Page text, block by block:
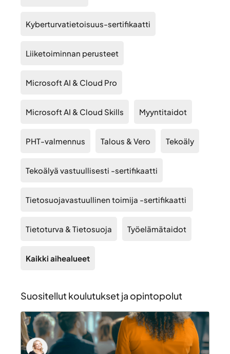
Kyberturvatietoisuus-sertifikaatti
Liiketoiminnan perusteet
Microsoft AI & Cloud Pro
Microsoft AI & Cloud Skills Myyntitaidot
PHT-valmennus Talous & Vero Tekoäly
Tekoälyä vastuullisesti -sertifikaatti
Tietosuojavastuullinen toimija -sertifikaatti
Tietoturva & Tietosuoja Työelämätaidot
Kaikki aihealueet
Suositellut koulutukset ja opintopolut